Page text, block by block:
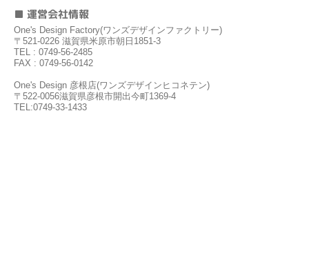
■ 運営会社情報
One's Design Factory(ワンズデザインファクトリー)
〒521-0226 滋賀県米原市朝日1851-3
TEL : 0749-56-2485
FAX : 0749-56-0142
One's Design 彦根店(ワンズデザインヒコネテン)
〒522-0056滋賀県彦根市開出今町1369-4
TEL:0749-33-1433